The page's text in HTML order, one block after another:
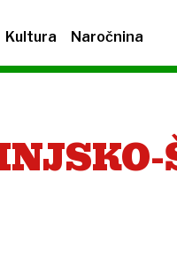
Kultura Naročnina